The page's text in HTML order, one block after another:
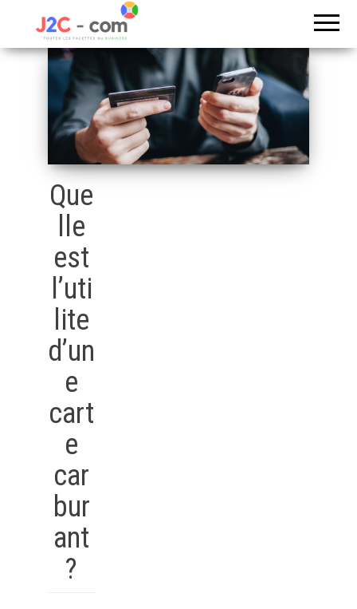
Que
lle
est
l’uti
lite
d’un
e
cart
e
car
bur
ant
?